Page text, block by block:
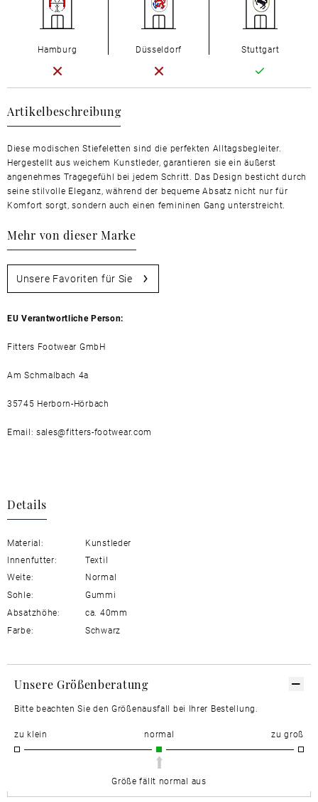
Artikelbeschreibung
Diese modischen Stiefeletten sind die perfekten Alltagsbegleiter.
Hergestellt aus weichem Kunstleder, garantieren sie ein äußerst
angenehmes Tragegefühl bei jedem Schritt. Das Design besticht durch
seine stilvolle Eleganz, während der bequeme Absatz nicht nur für
Komfort sorgt, sondern auch einen femininen Gang unterstreicht.
Mehr von dieser Marke
Unsere Favoriten für Sie
EU Verantwortliche Person:
Fitters Footwear GmbH
Am Schmalbach 4a
35745 Herborn-Hörbach
Email: sales@fitters-footwear.com
Details
Material:
Kunstleder
Innenfutter:
Textil
Weite:
Normal
Sohle:
Gummi
Absatzhöhe:
ca. 40mm
Farbe:
Schwarz
Hamburg Düsseldorf Stuttgart
Unsere Größenberatung
Bitte beachten Sie den Größenausfall bei Ihrer Bestellung.
zu klein normal zu groß
Größe fällt normal aus